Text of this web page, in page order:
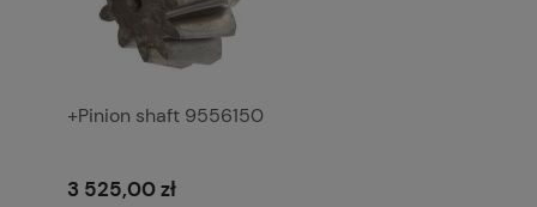
+Pinion shaft 9556150
3 525,00 zł